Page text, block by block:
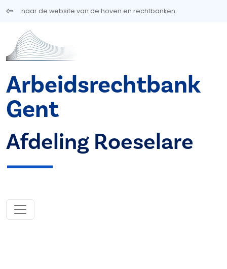
Overslaan en naar de inhoud gaan
naar de website van de hoven en rechtbanken
Arbeidsrechtbank
Gent
Afdeling Roeselare